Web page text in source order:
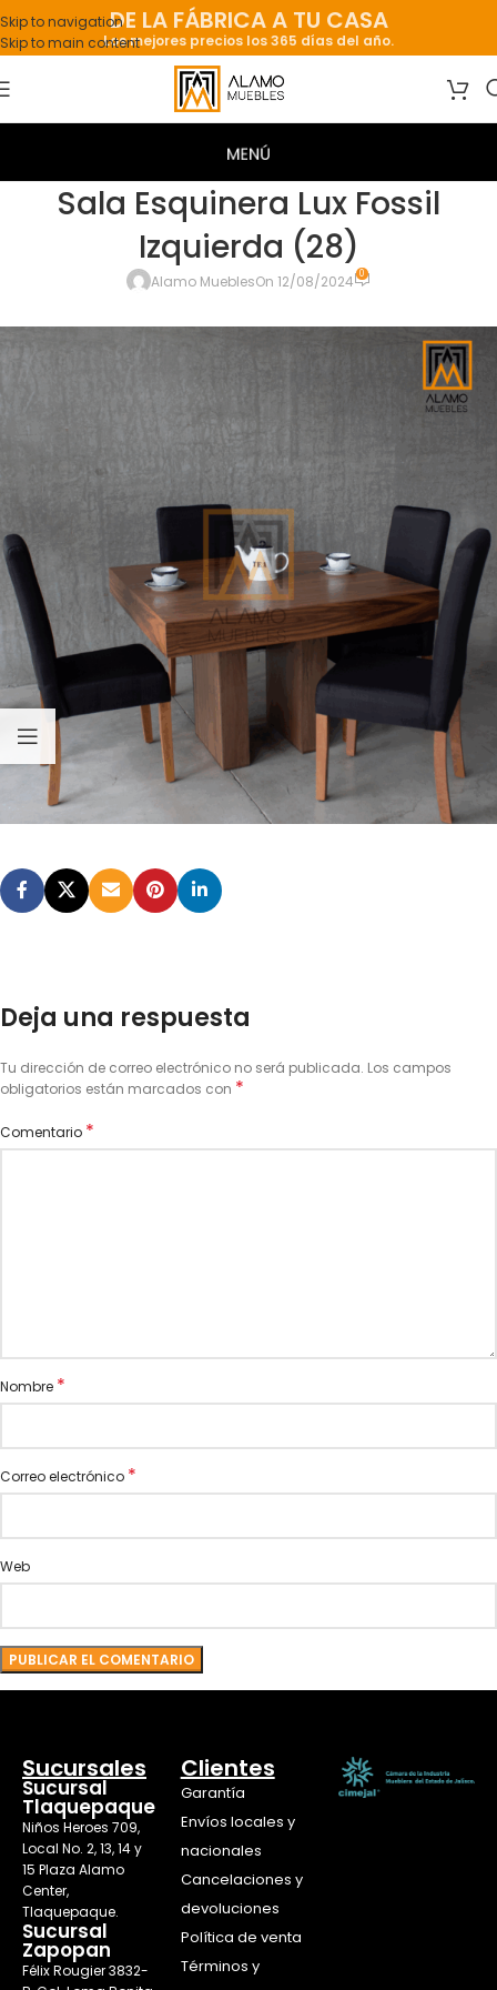
Skip to navigation
Skip to main content
DE LA FÁBRICA A TU CASA
Los mejores precios los 365 días del año.
Sala Esquinera Lux Fossil
Izquierda (28)
Alamo MueblesOn 12/08/2024 0
Deja una respuesta
Tu dirección de correo electrónico no será publicada. Los campos
obligatorios están marcados con *
Comentario *
Nombre *
Correo electrónico *
Web
Sucursales
Sucursal
Tlaquepaque
Niños Heroes 709,
Local No. 2, 13, 14 y
15 Plaza Alamo
Center,
Tlaquepaque.
Sucursal
Zapopan
Félix Rougier 3832-
Clientes
Garantía
Envíos locales y
nacionales
Cancelaciones y
devoluciones
Política de venta
Términos y